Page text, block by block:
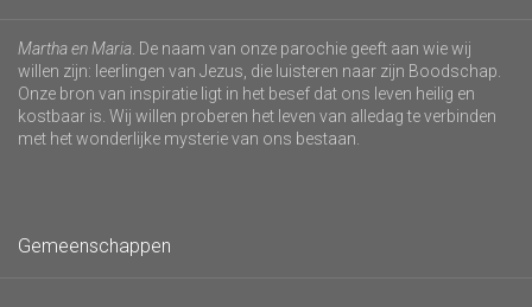
Martha en Maria . De naam van onze parochie geeft aan wie wij
willen zijn: leerlingen van Jezus, die luisteren naar zijn Boodschap.
Onze bron van inspiratie ligt in het besef dat ons leven heilig en
kostbaar is. Wij willen proberen het leven van alledag te verbinden
met het wonderlijke mysterie van ons bestaan.
Gemeenschappen